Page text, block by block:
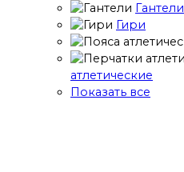
Гантели
Гири
атлетические
Показать все